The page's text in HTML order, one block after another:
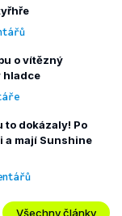
o vítězný
hladce
to dokázaly! Po
a mají Sunshine
Všechny články